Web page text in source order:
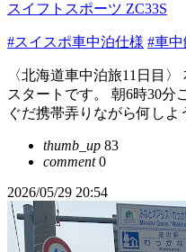
スイフトスポーツ ZC33S
#スイスポ車中泊仕様 #車中
〈北海道車中泊旅11日目
スタートです。 朝6時30分
ぐだ携帯弄りながら何しよ
thumb_up 83
comment0
2026/05/29 20:54